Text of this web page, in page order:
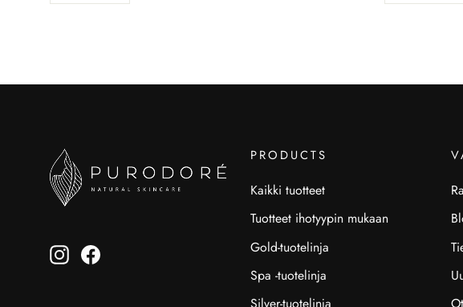
Instagram
PRODUCTS
Kaikki tuotteet
Tuotteet ihotyypin mukaan
Gold-tuotelinja
Spa -tuotelinja